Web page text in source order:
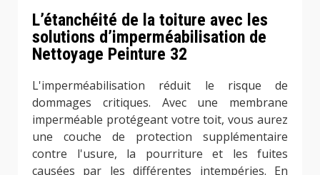
L’étanchéité de la toiture avec les
solutions d’imperméabilisation de
Nettoyage Peinture 32
L'imperméabilisation réduit le risque de
dommages critiques. Avec une membrane
imperméable protégeant votre toit, vous aurez
une couche de protection supplémentaire
contre l'usure, la pourriture et les fuites
causées par les différentes intempéries. En